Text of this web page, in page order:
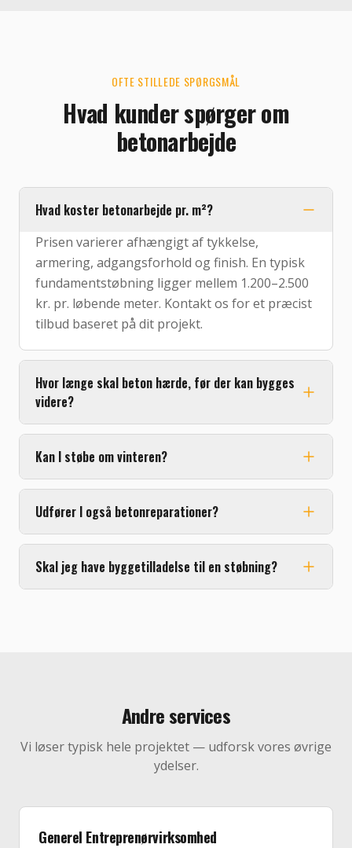
OFTE STILLEDE SPØRGSMÅL
Hvad kunder spørger om
betonarbejde
Hvad koster betonarbejde pr. m²?
Prisen varierer afhængigt af tykkelse,
armering, adgangsforhold og finish. En typisk
fundamentstøbning ligger mellem 1.200–2.500
kr. pr. løbende meter. Kontakt os for et præcist
tilbud baseret på dit projekt.
Hvor længe skal beton hærde, før der kan bygges
videre?
Kan I støbe om vinteren?
Udfører I også betonreparationer?
Skal jeg have byggetilladelse til en støbning?
Andre services
Vi løser typisk hele projektet — udforsk vores øvrige
ydelser.
Generel Entreprenørvirksomhed